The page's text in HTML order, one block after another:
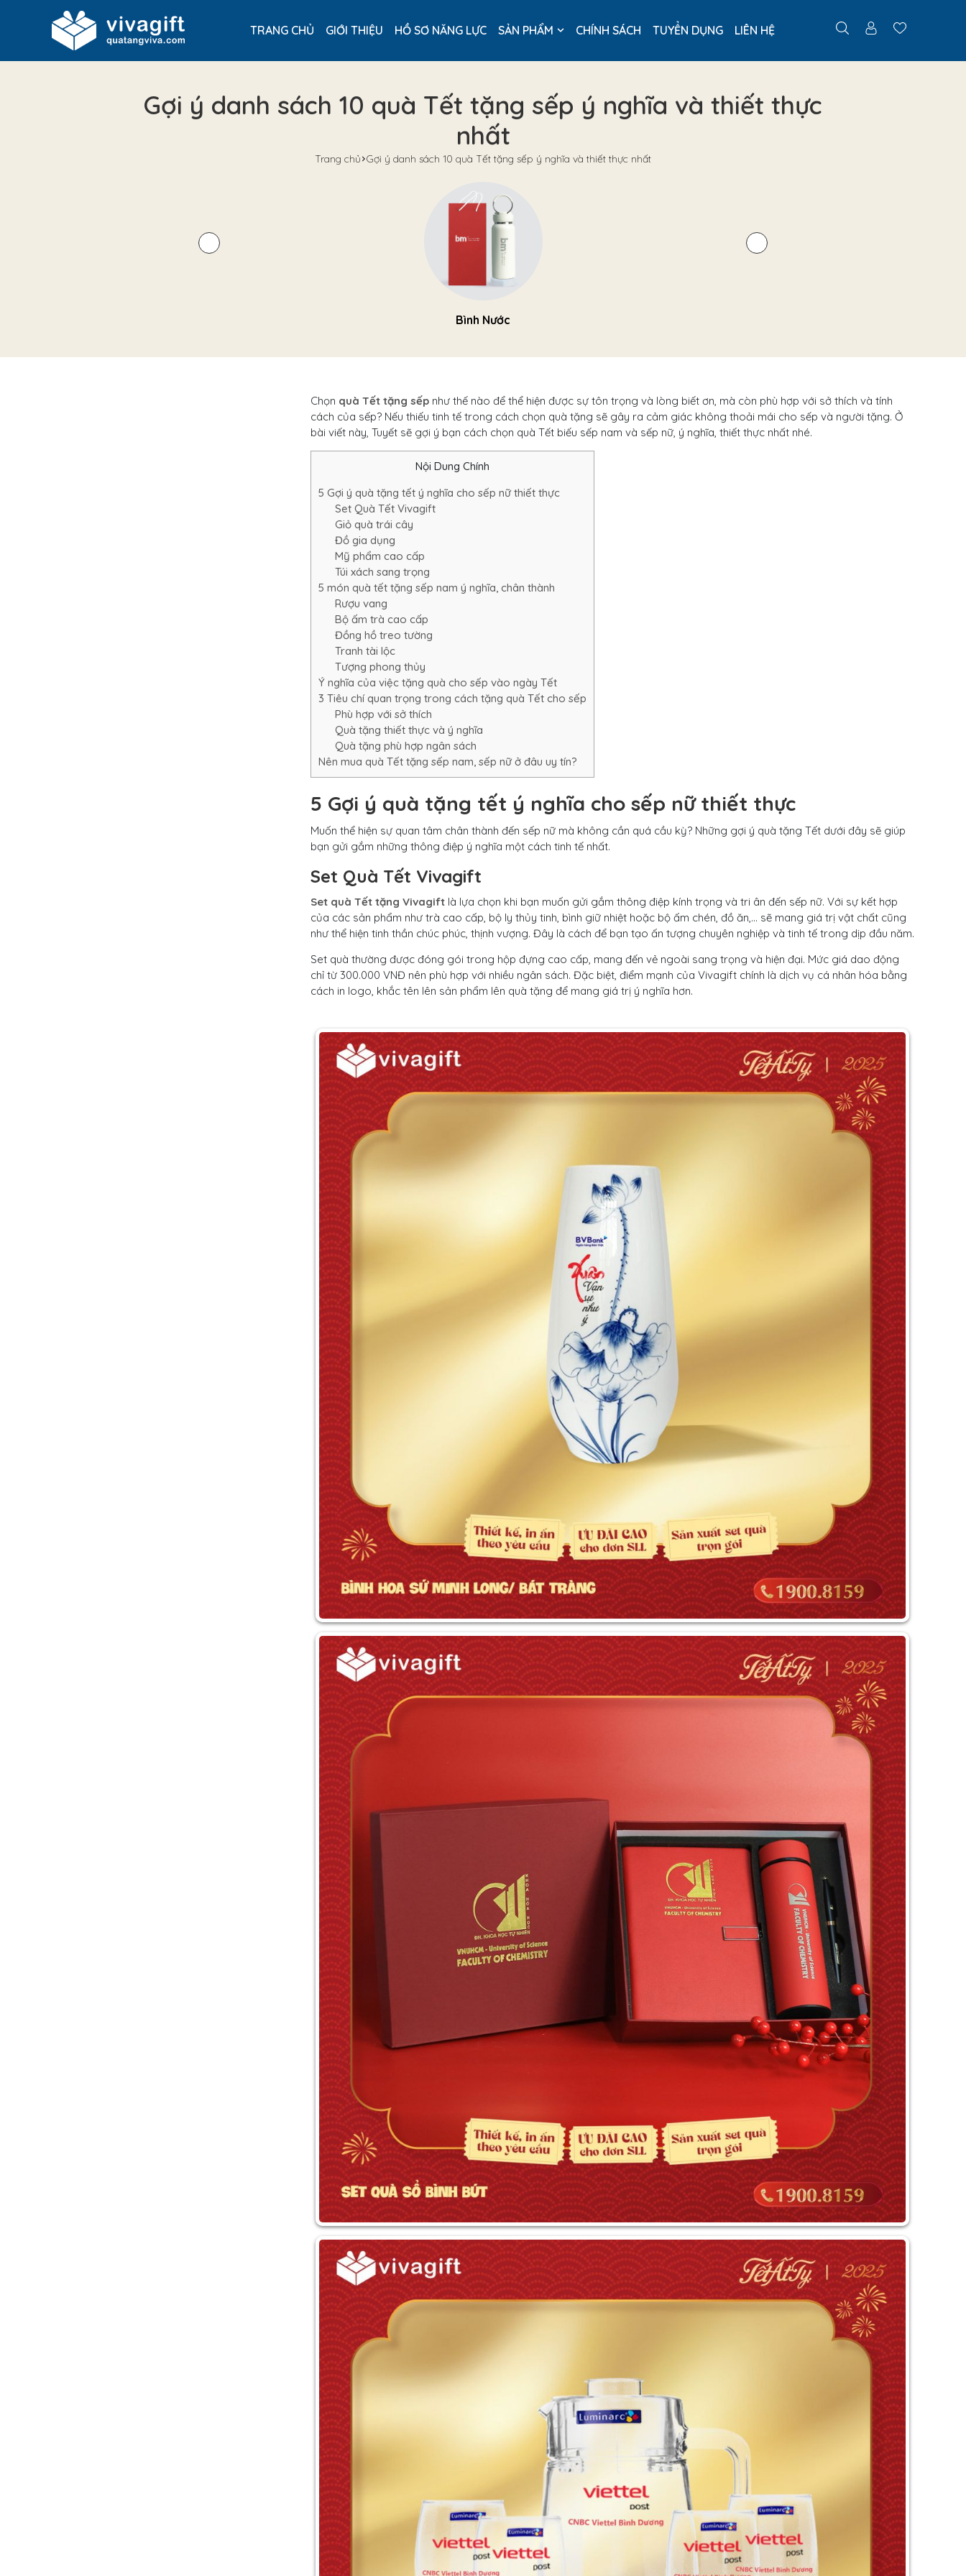
TRANG CHỦ GIỚI THIỆU HỒ SƠ NĂNG LỰC SẢN PHẨM CHÍNH SÁCH TUYỂN DỤNG LIÊN HỆ
Gợi ý danh sách 10 quà Tết tặng sếp ý nghĩa và thiết thực
nhất
Trang chủ Gợi ý danh sách 10 quà Tết tặng sếp ý nghĩa và thiết thực nhất
Bình Nước
Chọn quà Tết tặng sếp như thế nào để thể hiện được sự tôn trọng và lòng biết ơn, mà còn phù hợp với sở thích và tính
cách của sếp? Nếu thiếu tinh tế trong cách chọn quà tặng sẽ gây ra cảm giác không thoải mái cho sếp và người tặng. Ở
bài viết này, Tuyết sẽ gợi ý bạn cách chọn quà Tết biếu sếp nam và sếp nữ, ý nghĩa, thiết thực nhất nhé.
Nội Dung Chính
5 Gợi ý quà tặng tết ý nghĩa cho sếp nữ thiết thực
Set Quà Tết Vivagift
Giỏ quà trái cây
Đồ gia dụng
Mỹ phẩm cao cấp
Túi xách sang trọng
5 món quà tết tặng sếp nam ý nghĩa, chân thành
Rượu vang
Bộ ấm trà cao cấp
Đồng hồ treo tường
Tranh tài lộc
Tượng phong thủy
Ý nghĩa của việc tặng quà cho sếp vào ngày Tết
3 Tiêu chí quan trọng trong cách tặng quà Tết cho sếp
Phù hợp với sở thích
Quà tặng thiết thực và ý nghĩa
Quà tặng phù hợp ngân sách
Nên mua quà Tết tặng sếp nam, sếp nữ ở đâu uy tín?
5 Gợi ý quà tặng tết ý nghĩa cho sếp nữ thiết thực
Muốn thể hiện sự quan tâm chân thành đến sếp nữ mà không cần quá cầu kỳ? Những gợi ý quà tặng Tết dưới đây sẽ giúp
bạn gửi gắm những thông điệp ý nghĩa một cách tinh tế nhất.
Set Quà Tết Vivagift
Set quà Tết tặng Vivagift là lựa chọn khi bạn muốn gửi gắm thông điệp kính trọng và tri ân đến sếp nữ. Với sự kết hợp
của các sản phẩm như trà cao cấp, bộ ly thủy tinh, bình giữ nhiệt hoặc bộ ấm chén, đồ ăn,… sẽ mang giá trị vật chất cũng
như thể hiện tinh thần chúc phúc, thịnh vượng. Đây là cách để bạn tạo ấn tượng chuyên nghiệp và tinh tế trong dịp đầu năm.
Set quà thường được đóng gói trong hộp đựng cao cấp, mang đến vẻ ngoài sang trọng và hiện đại. Mức giá dao động
chỉ từ 300.000 VNĐ nên phù hợp với nhiều ngân sách. Đặc biệt, điểm mạnh của Vivagift chính là dịch vụ cá nhân hóa bằng
cách in logo, khắc tên lên sản phẩm lên quà tặng để mang giá trị ý nghĩa hơn.